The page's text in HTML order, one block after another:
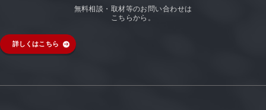
無料相談・取材等のお問い合わせは
こちらから。
詳しくはこちら